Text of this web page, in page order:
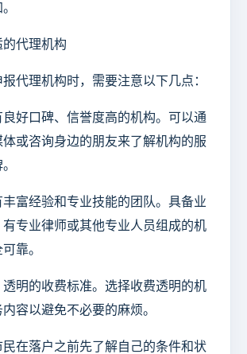
代理机构
代理机构时，需要注意以下几点：
好口碑、信誉度高的机构。可以通
或咨询身边的朋友来了解机构的服
富经验和专业技能的团队。具备业
专业律师或其他专业人员组成的机
靠。
明的收费标准。选择收费透明的机
容以避免不必要的麻烦。
在落户之前先了解自己的条件和状